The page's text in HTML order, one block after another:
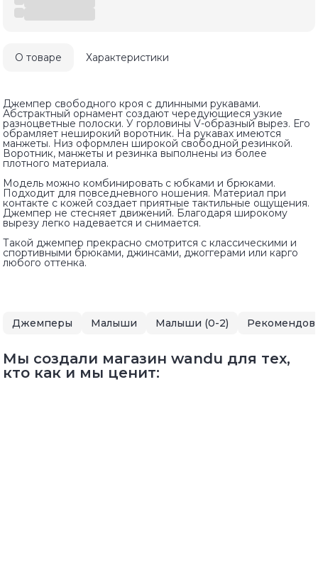
О товаре Характеристики
Джемпер свободного кроя с длинными рукавами.
Абстрактный орнамент создают чередующиеся узкие
разноцветные полоски. У горловины V-образный вырез. Его
обрамляет неширокий воротник. На рукавах имеются
манжеты. Низ оформлен широкой свободной резинкой.
Воротник, манжеты и резинка выполнены из более
плотного материала.
Модель можно комбинировать с юбками и брюками.
Подходит для повседневного ношения. Материал при
контакте с кожей создает приятные тактильные ощущения.
Джемпер не стесняет движений. Благодаря широкому
вырезу легко надевается и снимается.
Такой джемпер прекрасно смотрится с классическими и
спортивными брюками, джинсами, джоггерами или карго
любого оттенка.
Джемперы Малыши Малыши (0-2)
Мы создали магазин wandu для тех,
кто как и мы ценит: